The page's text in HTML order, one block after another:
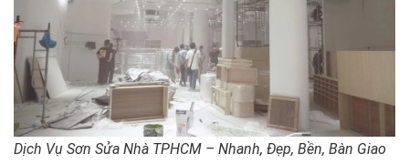
Dịch Vụ Sơn Sửa Nhà TPHCM – Nhanh, Đẹp, Bền, Bàn Giao